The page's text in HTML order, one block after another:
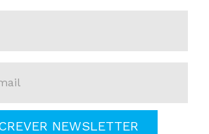
NEWSLETTER